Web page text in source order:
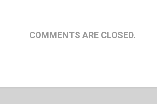
COMMENTS ARE CLOSED.